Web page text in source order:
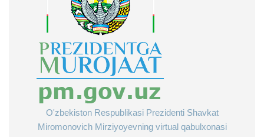
O'zbekiston Respublikasi Prezidenti Shavkat
Miromonovich Mirziyoyevning virtual qabulxonasi